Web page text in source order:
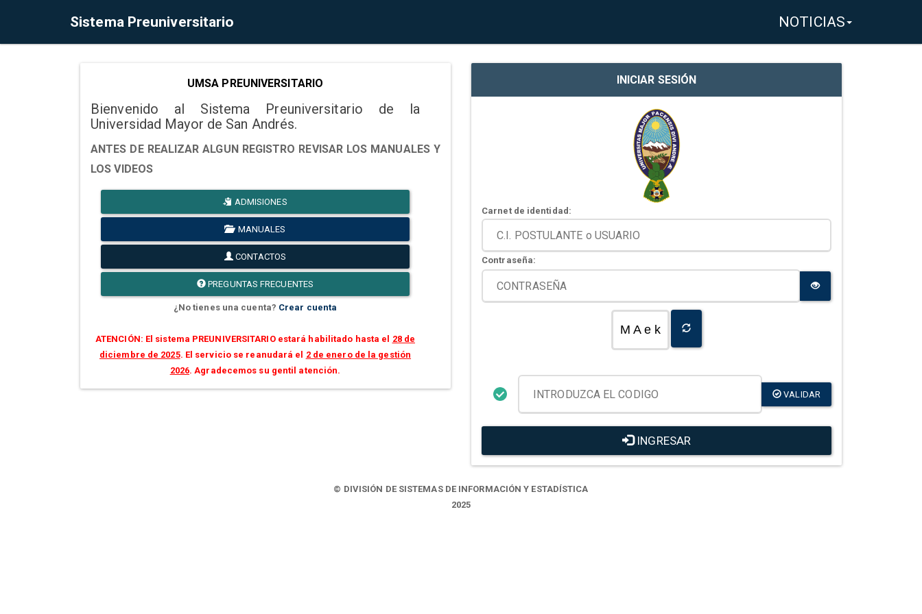
Sistema Preuniversitario NOTICIAS
UMSA PREUNIVERSITARIO
Bienvenido al Sistema Preuniversitario de la
Universidad Mayor de San Andrés.
ANTES DE REALIZAR ALGUN REGISTRO REVISAR LOS MANUALES Y
LOS VIDEOS
ADMISIONES
MANUALES
CONTACTOS
PREGUNTAS FRECUENTES
¿No tienes una cuenta? Crear cuenta
ATENCIÓN: El sistema PREUNIVERSITARIO estará habilitado hasta el 28 de
diciembre de 2025. El servicio se reanudará el 2 de enero de la gestión
2026. Agradecemos su gentil atención.
INICIAR SESIÓN
Carnet de identidad:
Contraseña:
M A e k
VALIDAR
INGRESAR
© DIVISIÓN DE SISTEMAS DE INFORMACIÓN Y ESTADÍSTICA
2025